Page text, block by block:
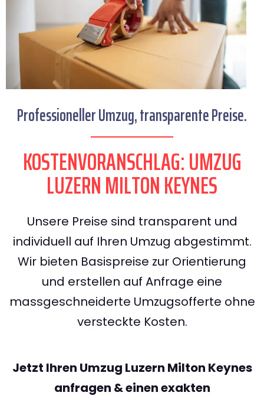
Professioneller Umzug, transparente Preise.
KOSTENVORANSCHLAG: UMZUG
LUZERN MILTON KEYNES
Unsere Preise sind transparent und
individuell auf Ihren Umzug abgestimmt.
Wir bieten Basispreise zur Orientierung
und erstellen auf Anfrage eine
massgeschneiderte Umzugsofferte ohne
versteckte Kosten.
Jetzt Ihren Umzug Luzern Milton Keynes
anfragen & einen exakten